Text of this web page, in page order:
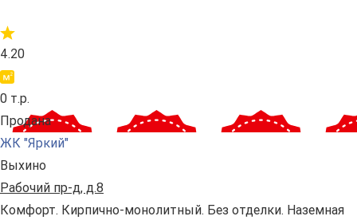
4.20
0 т.р.
Продана
ЖК "Яркий"
Выхино
Рабочий пр-д, д.8
Комфорт. Кирпично-монолитный. Без отделки. Наземная